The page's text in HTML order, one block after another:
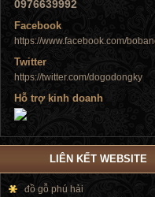
Tủ đứng
0976639992
Facebook
https://www.facebook.com/
Twitter
https://twitter.com/dogodongky
Hỗ trợ kinh doanh
LIÊN KẾT WEBSITE
đồ gỗ phú hải